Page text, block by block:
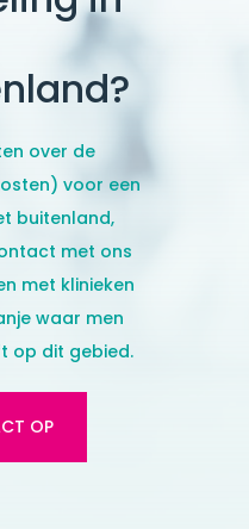
over de
voor een
buitenland,
met ons
met klinieken
waar men
op dit gebied.
OP